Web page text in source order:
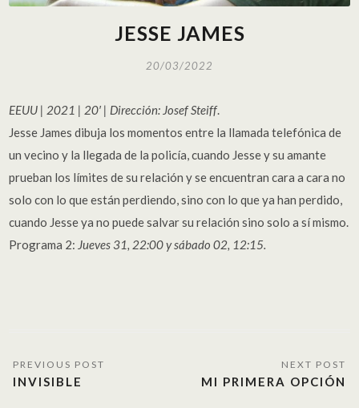
JESSE JAMES
20/03/2022
EEUU | 2021 | 20′ | Dirección: Josef Steiff.
Jesse James dibuja los momentos entre la llamada telefónica de
un vecino y la llegada de la policía, cuando Jesse y su amante
prueban los límites de su relación y se encuentran cara a cara no
solo con lo que están perdiendo, sino con lo que ya han perdido,
cuando Jesse ya no puede salvar su relación sino solo a sí mismo.
Programa 2: Jueves 31, 22:00 y sábado 02, 12:15.
INVISIBLE MI PRIMERA OPCIÓN